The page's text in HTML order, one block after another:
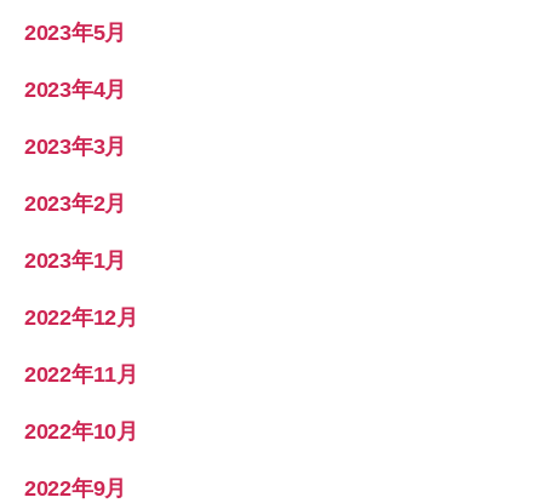
2023年5月
2023年4月
2023年3月
2023年2月
2023年1月
2022年12月
2022年11月
2022年10月
2022年9月